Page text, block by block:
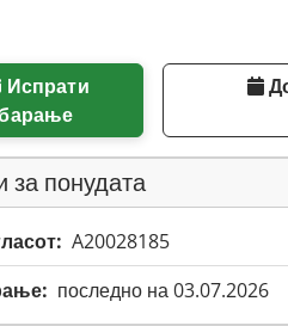
Договорете термин за
за понудата
A20028185
последно на 03.07.2026